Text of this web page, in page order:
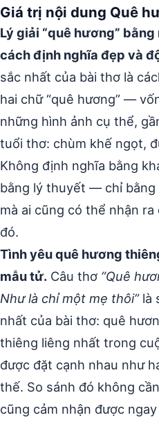
Giá trị nội dung Quê
Lý giải “quê hương”
cách định nghĩa đẹp và
sắc nhất của bài thơ là
hai chữ “quê hương” —
những hình ảnh cụ thể,
tuổi thơ: chùm khế ngọt,
Không định nghĩa bằng
bằng lý thuyết — chỉ bằng
mà ai cũng có thể nhận
đó.
Tình yêu quê hương
mẫu tử. Câu thơ “Quê
Như là chỉ một mẹ thôi”là
nhất của bài thơ: quê
thiêng liêng nhất trong
được đặt cạnh nhau như
thế. So sánh đó không
cũng cảm nhận được